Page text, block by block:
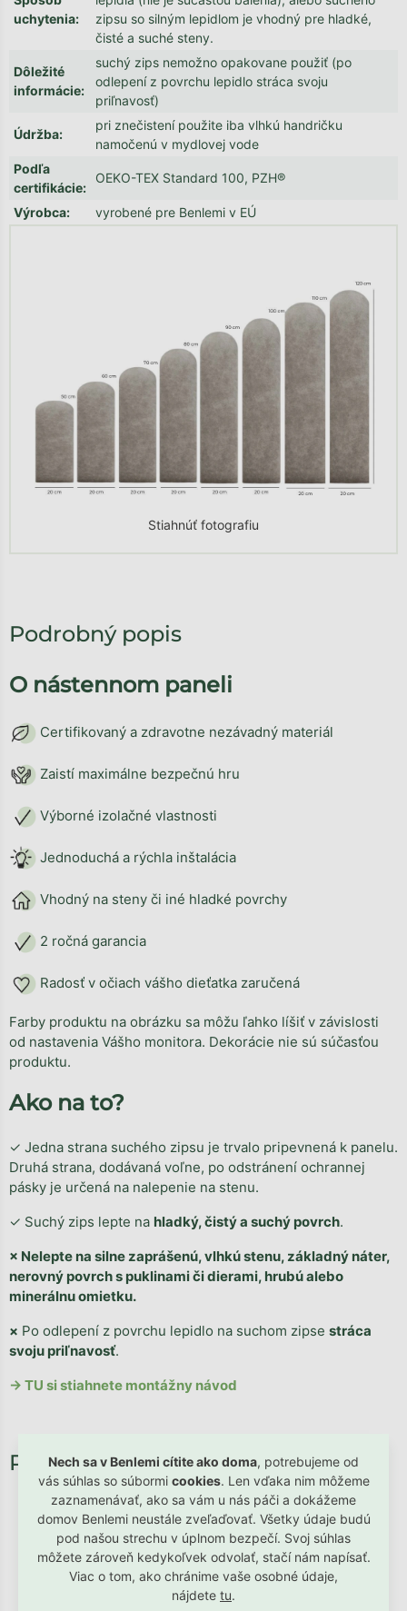
Nech sa v Benlemi cítite ako doma, potrebujeme od
vás súhlas so súbormi cookies. Len vďaka nim môžeme
zaznamenávať, ako sa vám u nás páči a dokážeme
domov Benlemi neustále zveľaďovať. Všetky údaje budú
pod našou strechu v úplnom bezpečí. Svoj súhlas
môžete zároveň kedykoľvek odvolať, stačí nám napísať.
Viac o tom, ako chránime vaše osobné údaje,
nájdete tu.
uchytenia:
zipsu so silným lepidlom je vhodný pre hladké,
čisté a suché steny.
Dôležité
informácie:
suchý zips nemožno opakovane použiť (po
odlepení z povrchu lepidlo stráca svoju
priľnavosť)
Údržba:
pri znečistení použite iba vlhkú handričku
namočenú v mydlovej vode
Podľa
certifikácie:
OEKO-TEX Standard 100, PZH®
Výrobca: vyrobené pre Benlemi v EÚ
Stiahnúť fotografiu
Podrobný popis
O nástennom paneli
Certifikovaný a zdravotne nezávadný materiál
Zaistí maximálne bezpečnú hru
Výborné izolačné vlastnosti
Jednoduchá a rýchla inštalácia
Vhodný na steny či iné hladké povrchy
2 ročná garancia
Radosť v očiach vášho dieťatka zaručená
Farby produktu na obrázku sa môžu ľahko líšiť v závislosti
od nastavenia Vášho monitora. Dekorácie nie sú súčasťou
produktu.
Ako na to?
✓ Jedna strana suchého zipsu je trvalo pripevnená k panelu.
Druhá strana, dodávaná voľne, po odstránení ochrannej
pásky je určená na nalepenie na stenu.
✓ Suchý zips lepte na hladký, čistý a suchý povrch.
× Nelepte na silne zaprášenú, vlhkú stenu, základný náter,
nerovný povrch s puklinami či dierami, hrubú alebo
minerálnu omietku.
× Po odlepení z povrchu lepidlo na suchom zipse stráca
svoju priľnavosť.
→ TU si stiahnete montážny návod